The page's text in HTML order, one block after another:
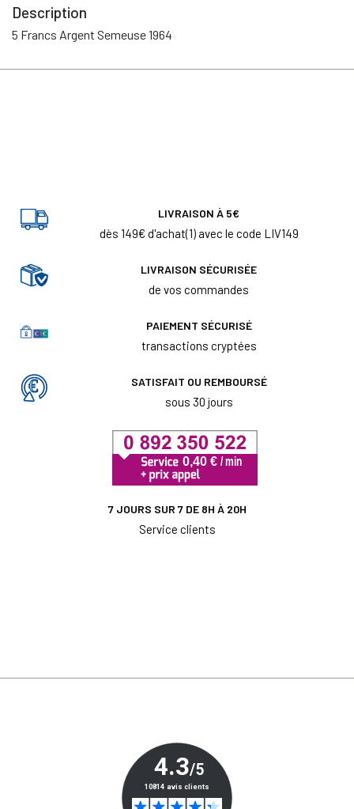
Description
5 Francs Argent Semeuse 1964
LIVRAISON À 5€
dès 149€ d'achat(1) avec le code LIV149
LIVRAISON SÉCURISÉE
de vos commandes
PAIEMENT SÉCURISÉ
transactions cryptées
SATISFAIT OU REMBOURSÉ
sous 30 jours
7 JOURS SUR 7 DE 8H À 20H
Service clients